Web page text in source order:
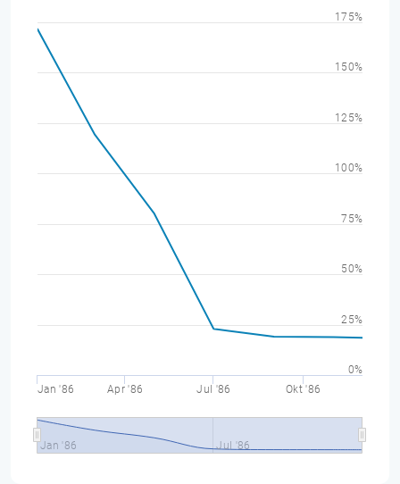
Jan '86 Apr '86 Jul '86 Okt '86
Jan '86 Jul '86
0%
25%
50%
75%
100%
125%
150%
175%